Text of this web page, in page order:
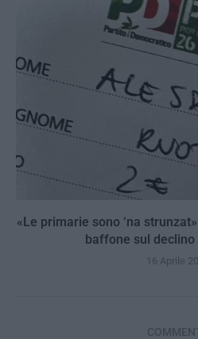
«Le primarie sono ‘na
baffone sul
16 Aprile